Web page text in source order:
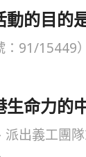
的目的
：91/15449
命力的
出義工團